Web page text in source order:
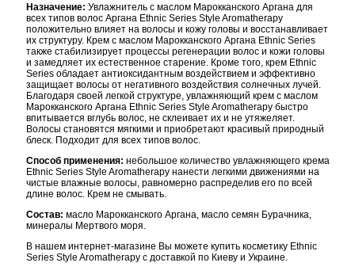
Назначение: Увлажнитель с маслом Марокканского Аргана для
всех типов волос Аргана Ethnic Series Style Aromatherapy
положительно влияет на волосы и кожу головы и восстанавливает
их структуру. Крем с маслом Марокканского Аргана Ethnic Series
также стабилизирует процессы регенерации волос и кожи головы
и замедляет их естественное старение. Кроме того, крем Ethnic
Series обладает антиоксидантным воздействием и эффективно
защищает волосы от негативного воздействия солнечных лучей.
Благодаря своей легкой структуре, увлажняющий крем с маслом
Марокканского Аргана Ethnic Series Style Aromatherapy быстро
впитывается вглубь волос, не склеивает их и не утяжеляет.
Волосы становятся мягкими и приобретают красивый природный
блеск. Подходит для всех типов волос.
Способ применения: небольшое количество увлажняющего крема
Ethnic Series Style Aromatherapy нанести легкими движениями на
чистые влажные волосы, равномерно распределив его по всей
длине волос. Крем не смывать.
Состав: масло Марокканского Аргана, масло семян Бурачника,
минералы Мертвого моря.
В нашем интернет-магазине Вы можете купить косметику Ethnic
Series Style Aromatherapy с доставкой по Киеву и Украине.